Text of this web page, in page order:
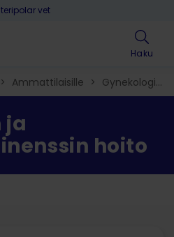
vet
Haku
> Ammattilaisille > Gynekologia
ja
hoito